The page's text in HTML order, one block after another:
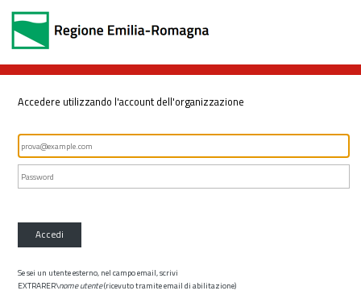
Accedere utilizzando l'account dell'organizzazione
Accedi
Se sei un utente esterno, nel campo email, scrivi
EXTRARER\nome utente(ricevuto tramite email di abilitazione)